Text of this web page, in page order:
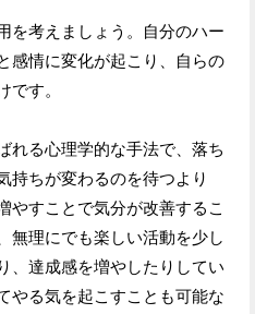
を考えましょう。自分のハー
感情に変化が起こり、自らの
です。
れる心理学的な手法で、落ち
持ちが変わるのを待つより
やすことで気分が改善するこ
無理にでも楽しい活動を少し
、達成感を増やしたりしてい
やる気を起こすことも可能な